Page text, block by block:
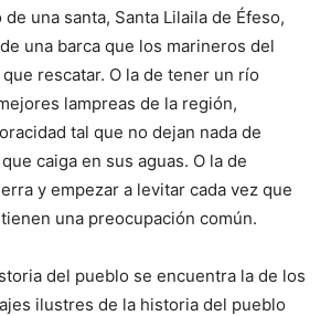
una santa, Santa Lilaila de Éfeso,
una barca que los marineros del
rescatar. O la de tener un río
lampreas de la región,
tal que no dejan nada de
caiga en sus aguas. O la de
y empezar a levitar cada vez que
una preocupación común.
del pueblo se encuentra la de los
ilustres de la historia del pueblo